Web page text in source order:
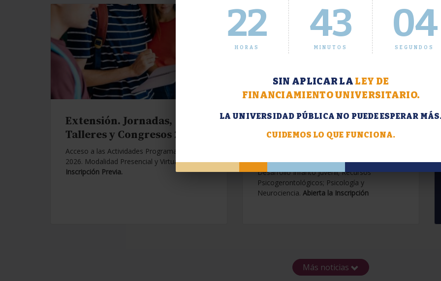
22
HORAS
43
MINUTOS
05
SEGUNDOS
SIN APLICAR LA LEY DE
FINANCIAMIENTO UNIVERSITARIO.
LA UNIVERSIDAD PÚBLICA NO PUEDE ESPERAR
CUIDEMOS LO QUE FUNCIONA.
Extensión. Jornadas,
Talleres y Congresos 2026.
Acceso a las Actividades Programadas para
2026. Modalidad Presencial y Virtual.Con
Inscripción Previa.
Extensión. Diplomaturas
2026.
Contemporáneas; Problemáticas en el
Desarrollo Infanto Juvenil; Recursos
Psicogerontológicos; Psicología y
Neurociencia. Abierta la Inscripción
Más noticias